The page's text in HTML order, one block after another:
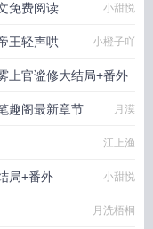
免费阅读 小甜悦
王轻声哄 小橙子吖
上官谧修大结局+番外
小橙子吖
趣阁最新章节 月漠
江上渔
局+番外 小甜悦
月洗梧桐